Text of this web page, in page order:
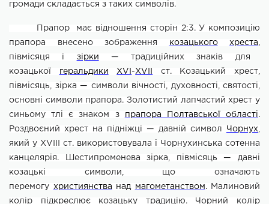
громади складається з таких символів.
Прапор
має відношення сторін 2:3. У композицію
прапора внесено зображення
козацького хреста
півмісяця і
зірки
— традиційних знаків для
козацької
геральдики XVI -XVII ст.
Козацький хрест,
півмісяць, зірка — символи вічності, духовності, святості,
основні символи прапора. Золотистий лапчастий хрест у
синьому тлі є знаком з
прапора Полтавської області.
Роздвоєний хрест на підніжці — давній символ Чорнух
який у XVIII ст. використовувала і Чорнухинська сотенна
канцелярія.
Шестипроменева зірка, півмісяць — давні
козацькі символи, що означають
перемогу
християнства над магометанством.
Малиновий
колір підкреслює козацьку традицію. Чорний колір